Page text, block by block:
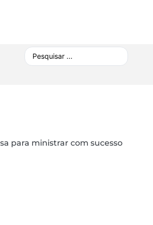
para ministrar com sucesso